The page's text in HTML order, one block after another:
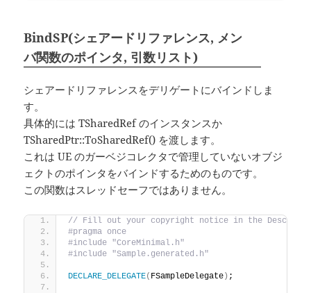
BindSP(シェアードリファレンス, メン
バ関数のポインタ, 引数リスト)
シェアードリファレンスをデリゲートにバインドしま
す。
具体的には TSharedRef のインスタンスか
TSharedPtr::ToSharedRef() を渡します。
これは UE のガーベジコレクタで管理していないオブジ
ェクトのポインタをバインドするためのものです。
この関数はスレッドセーフではありません。
// Fill out your copyright notice in the
#pragma once
#include "CoreMinimal.h"
#include "Sample.generated.h"
DECLARE_DELEGATE( FSampleDelegate ) ;